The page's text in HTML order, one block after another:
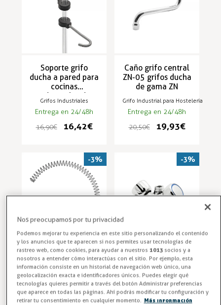
Soporte grifo
ducha a pared para
cocinas
industriales de
hostelería - ZN-1F
Grifos Industriales
Entrega en 24/48h
16,90 €
16,42 €
Caño grifo central
ZN-05 grifos ducha
de gama ZN
Grifo Industrial para Hostelería
Entrega en 24/48h
20,50 €
19,93 €
Muelle balanceo
de repuesto para
grifos de ducha
industriales
modelo ZN-1C
Grifos Industriales
Entrega en 24/48h
-3%
Recambio pomo
grifo para cocina
profesional
mezclador 2 aguas
modelo ZN-1BA
Grifo Industrial para Hostelería
Entrega en 24/48h
-3%
Nos preocupamos por tu privacidad
Podemos mejorar tu experiencia en este sitio personalizando el contenido
y los anuncios que te aparecen si nos permites usar tecnologías de
rastreo web, como cookies, para ayudar a nuestros 1013socios y a
nosotros a entender cómo interactúas con el sitio. Por ejemplo, esta
información consiste en un historial de navegación web único, una
geolocalización exacta e identificadores únicos. Puedes elegir qué
tecnologías quieres permitir a través del botón Administrar preferencias
que aparece en todas las páginas. Ahí podrás modificar tu configuración y
retirar tu consentimiento en cualquier momento. Más información